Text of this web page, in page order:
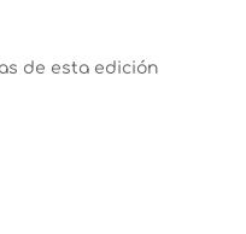
de esta edición